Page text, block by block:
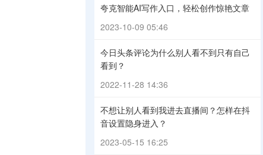
夸克智能AI写作入口，轻松创作惊艳文章
2023-10-09 05:46
今日头条评论为什么别人看不到只有自己
看到？
2022-11-28 14:36
不想让别人看到我进去直播间？怎样在抖
音设置隐身进入？
2023-05-15 16:25